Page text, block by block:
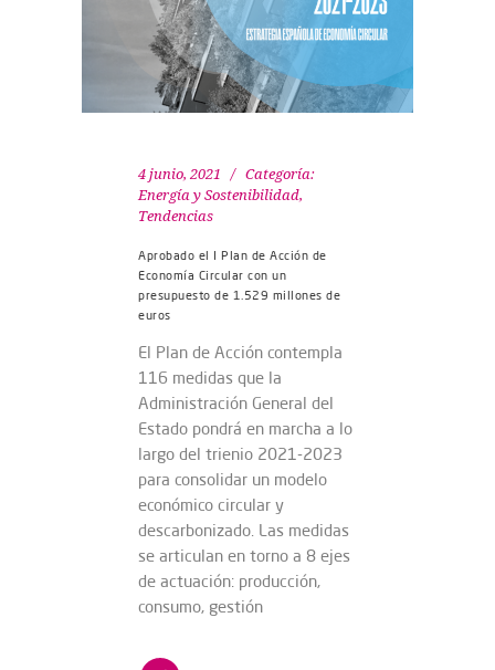
4 junio, 2021
Categoría:
Energía y Sostenibilidad,
Tendencias
Aprobado el I Plan de Acción de
Economía Circular con un
presupuesto de 1.529 millones de
euros
El Plan de Acción contempla
116 medidas que la
Administración General del
Estado pondrá en marcha a lo
largo del trienio 2021-2023
para consolidar un modelo
económico circular y
descarbonizado. Las medidas
se articulan en torno a 8 ejes
de actuación: producción,
consumo, gestión